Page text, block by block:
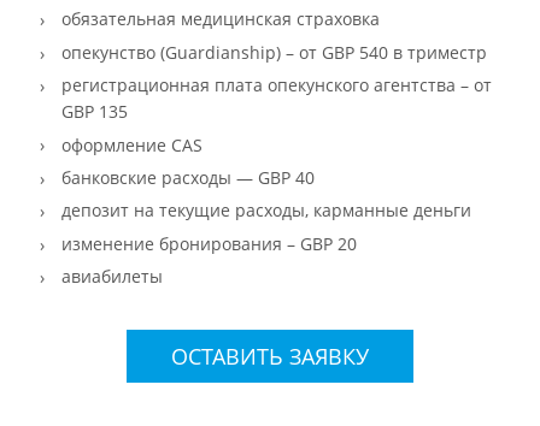
обязательная медицинская страховка
опекунство (Guardianship) – от GBP 540 в триместр
регистрационная плата опекунского агентства – от
GBP 135
оформление CAS
банковские расходы — GBP 40
депозит на текущие расходы, карманные деньги
изменение бронирования – GBP 20
авиабилеты
ОСТАВИТЬ ЗАЯВКУ